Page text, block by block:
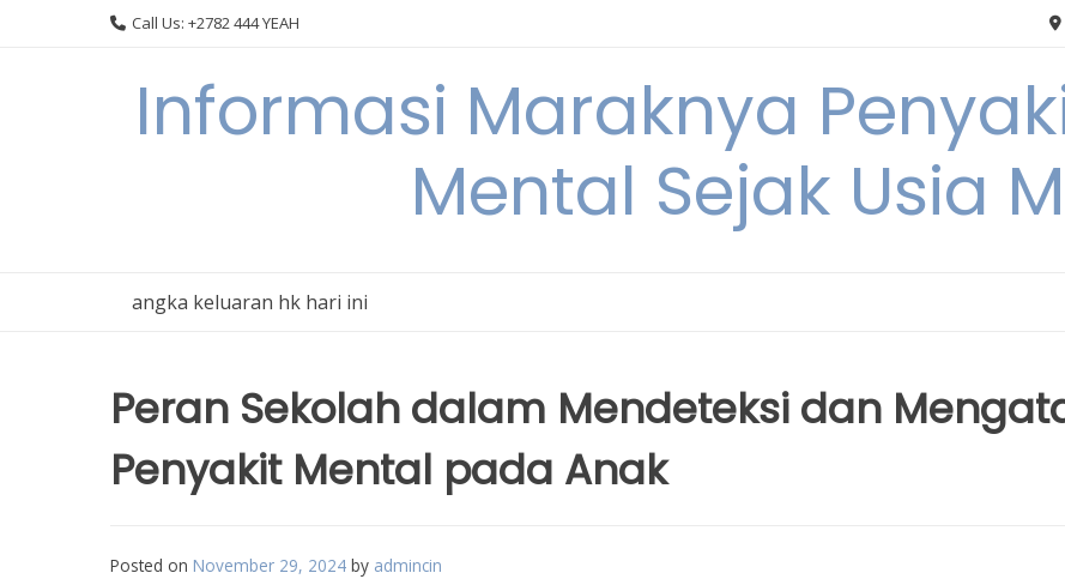
Call Us: +2782 444 YEAH
Informasi Maraknya
Mental Sejak Usia
angka keluaran hk hari ini
Peran Sekolah dalam Mendeteksi dan
Penyakit Mental pada Anak
Posted on November 29, 2024 by admincin